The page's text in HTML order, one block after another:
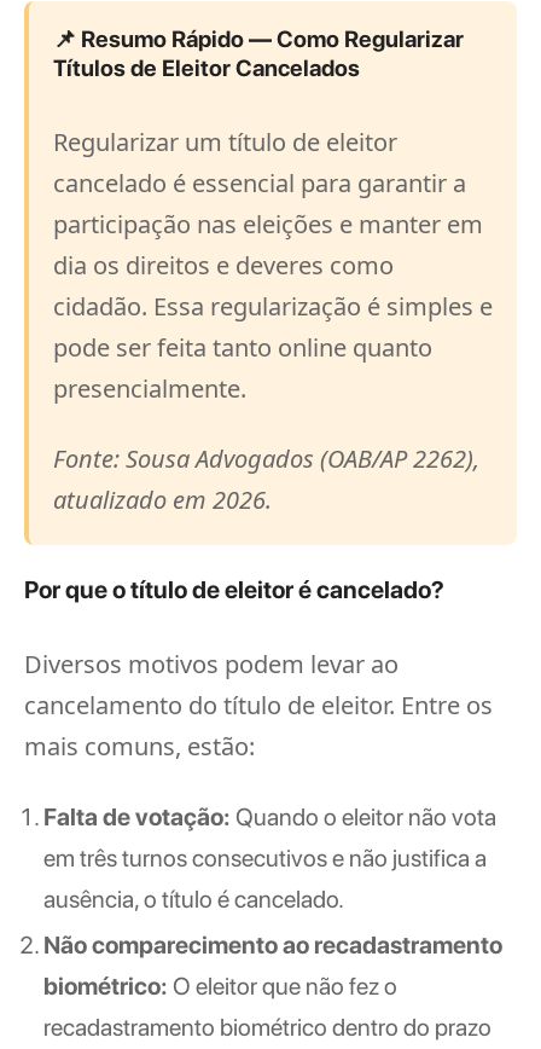
📌 Resumo Rápido — Como Regularizar
Títulos de Eleitor Cancelados
Regularizar um título de eleitor
cancelado é essencial para garantir a
participação nas eleições e manter em
dia os direitos e deveres como
cidadão. Essa regularização é simples e
pode ser feita tanto online quanto
presencialmente.
Fonte: Sousa Advogados (OAB/AP 2262),
atualizado em 2026.
Por que o título de eleitor é cancelado?
Diversos motivos podem levar ao
cancelamento do título de eleitor. Entre os
mais comuns, estão:
Falta de votação: Quando o eleitor não vota
em três turnos consecutivos e não justifica a
ausência, o título é cancelado.
Não comparecimento ao recadastramento
biométrico: O eleitor que não fez o
recadastramento biométrico dentro do prazo